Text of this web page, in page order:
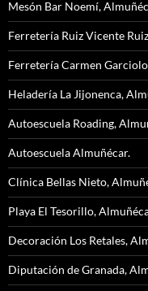
Mesón Bar Noemí,
Ferretería Ruiz Vicente
Ferretería Carmen
Heladería La Jijonenca,
Autoescuela Roading,
Autoescuela Almuñécar.
Clínica Bellas Nieto,
Playa El Tesorillo,
Decoración Los Retales,
Diputación de Granada,